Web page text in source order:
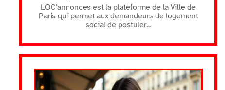
LOC'annonces est la plateforme de la Ville de
Paris qui permet aux demandeurs de logement
social de postuler…